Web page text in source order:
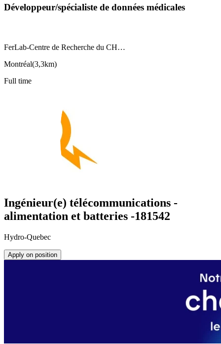
Développeur/spécialiste de données médicales
FerLab-Centre de Recherche du CH…
Montréal(3,3km)
Full time
Ingénieur(e) télécommunications -
alimentation et batteries -181542
Hydro-Quebec
Apply on position